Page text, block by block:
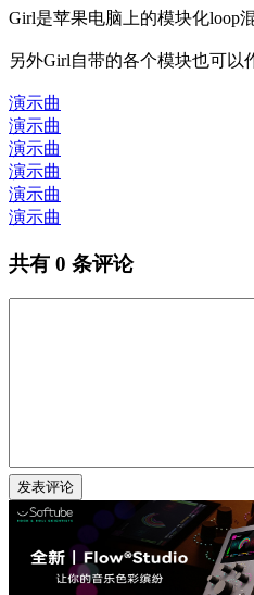
Girl是苹果电脑上的模块化loop
另外Girl自带的各个模块也可以
演示曲
演示曲
演示曲
演示曲
演示曲
演示曲
共有 0 条评论